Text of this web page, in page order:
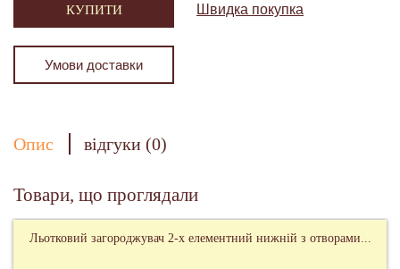
КУПИТИ Швидка покупка
Умови доставки
Опис відгуки (0)
Товари, що проглядали
Льотковий загороджувач 2-х елементний нижній з отворами...